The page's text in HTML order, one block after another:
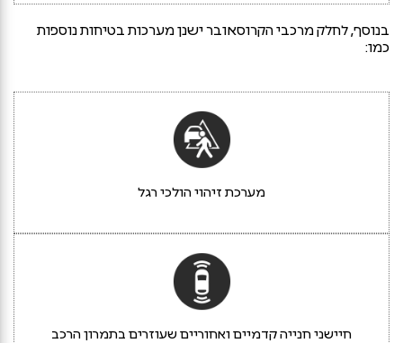
בנוסף, לחלק מרכבי הקרוסאובר ישנן מערכות בטיחות נוספות
כמו:
מערכת זיהוי הולכי רגל
חיישני חנייה קדמיים ואחוריים שעוזרים בתמרון הרכב